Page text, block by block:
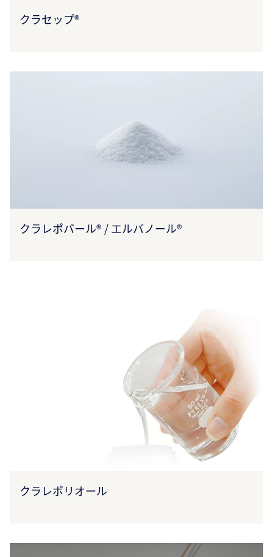
クラセップ®
クラレポバール® / エルバノール®
クラレポリオール